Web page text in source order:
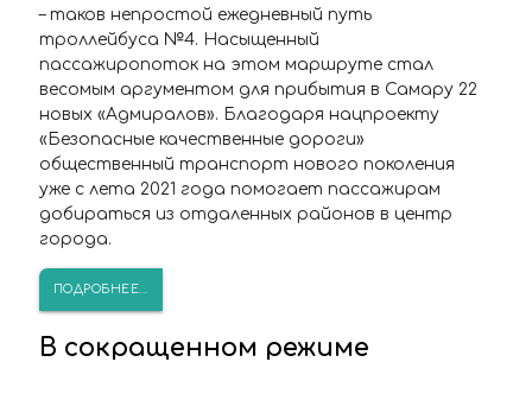
– таков непростой ежедневный путь
троллейбуса №4. Насыщенный
пассажиропоток на этом маршруте стал
весомым аргументом для прибытия в Самару 22
новых «Адмиралов». Благодаря нацпроекту
«Безопасные качественные дороги»
общественный транспорт нового поколения
уже с лета 2021 года помогает пассажирам
добираться из отдаленных районов в центр
города.
ПОДРОБНЕЕ...
В сокращенном режиме